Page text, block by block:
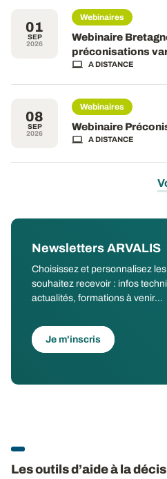
01
SEP
2026
Webinaires
Webinaire
préconisations
A DISTANCE
08
SEP
2026
Webinaires
Webinaire
A DISTANCE
Newsletters ARVALIS
Choisissez et personnalisez
souhaitez recevoir : infos
actualités, formations à venir...
Je m'inscris
Les outils d’aide à la